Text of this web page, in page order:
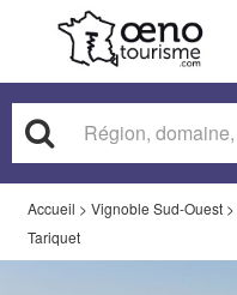
Accueil > Vignoble Sud-Ouest >
Tariquet